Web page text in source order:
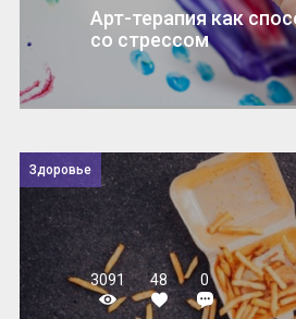
Арт-терапия как
со стрессом
Здоровье
3091 48 0